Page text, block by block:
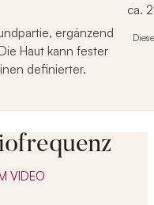
ergänzend
Haut kann fester
definierter.
ca.
VIDEO